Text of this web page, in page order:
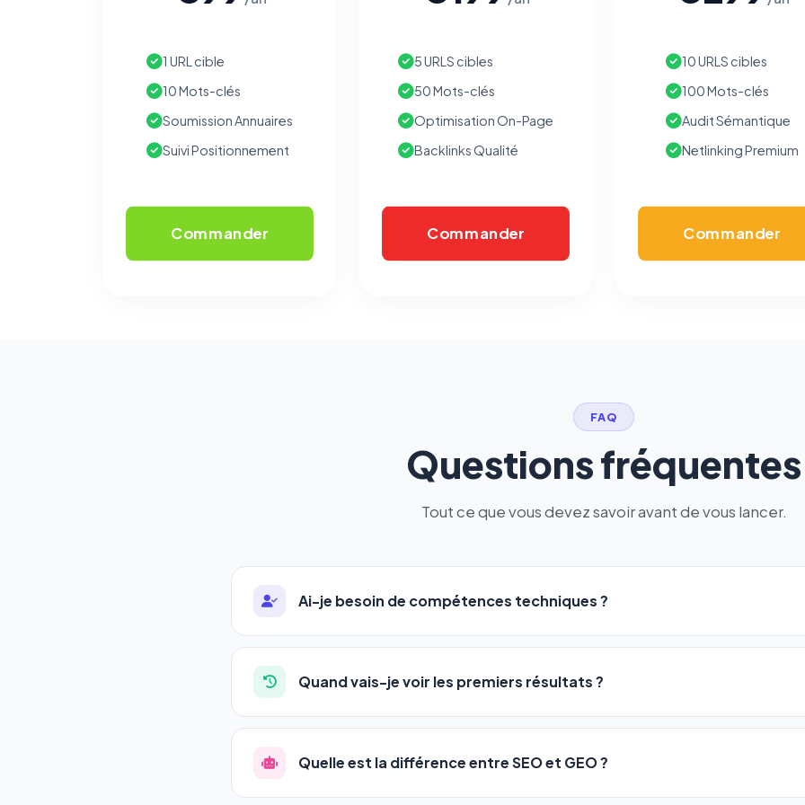
1 URL cible
10 Mots-clés
Soumission Annuaires
Suivi Positionnement
Commander
5 URLS cibles
50 Mots-clés
Optimisation On-Page
Backlinks Qualité
Commander
10 URLS cibles
100 Mots-clés
Audit Sémantique
Netlinking Premium
Commander
FAQ
Questions fréquentes
Tout ce que vous devez savoir avant de vous lancer.
Ai-je besoin de compétences techniques ?
Absolument pas. Notre logiciel a été conçu pour être accessible àtous les profils:
auto-entrepreneurs, PME ou agences. Pas de code, pas de configuration complexe —
l'adresse de votre site, décrivez votre activité, et le logiciel gère tout en automatique
Quand vais-je voir les premiers résultats ?
La plupart de nos utilisateurs observent une amélioration de leur positionnement en4
progression
votre tableau de bord.
Quelle est la différence entre SEO et GEO ?